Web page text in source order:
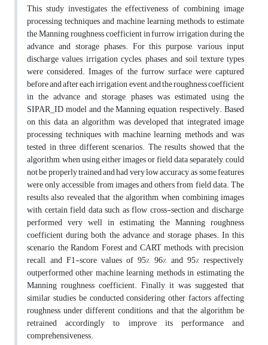
This study investigates the effectiveness of combining image
processing techniques and machine learning methods to estimate
the Manning roughness coefficient in furrow irrigation during the
advance and storage phases. For this purpose, various input
discharge values, irrigation cycles, phases, and soil texture types
were considered. Images of the furrow surface were captured
before and after each irrigation event, and the roughness coefficient
in the advance and storage phases was estimated using the
SIPAR_ID model and the Manning equation, respectively. Based
on this data, an algorithm was developed that integrated image
processing techniques with machine learning methods and was
tested in three different scenarios. The results showed that the
algorithm, when using either images or field data separately, could
not be properly trained and had very low accuracy, as some features
were only accessible from images and others from field data. The
results also revealed that the algorithm, when combining images
with certain field data such as flow cross-section and discharge,
performed very well in estimating the Manning roughness
coefficient during both the advance and storage phases. In this
scenario, the Random Forest and CART methods, with precision,
recall, and F1-score values of 95%, 96%, and 95% respectively,
outperformed other machine learning methods in estimating the
Manning roughness coefficient. Finally, it was suggested that
similar studies be conducted considering other factors affecting
roughness under different conditions, and that the algorithm be
retrained accordingly to improve its performance and
comprehensiveness.